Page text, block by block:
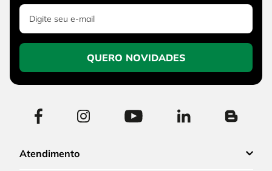
QUERO NOVIDADES
Atendimento